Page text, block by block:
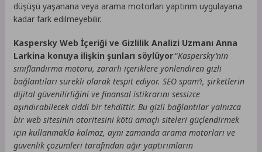
düşüşü yaşanana veya arama motorları yaptırım uygulayana
kadar fark edilmeyebilir.
Kaspersky Web İçeriği ve Gizlilik Analizi Uzmanı Anna
Larkina konuya ilişkin şunları söylüyor:“Kaspersky’nin
sınıflandırma motoru, zararlı içeriklere yönlendiren gizli
bağlantıları sürekli olarak tespit ediyor. SEO spam’i, şirketlerin
dijital güvenilirliğini ve finansal istikrarını sessizce
aşındırabilecek ciddi bir tehdittir. Bu gizli bağlantılar yalnızca
bir web sitesinin otoritesini kötü amaçlı siteleri güçlendirmek
için kullanmakla kalmaz, aynı zamanda arama motorları ve
güvenlik çözümleri tarafından ağır yaptırımların